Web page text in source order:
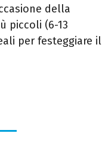
della
piccoli (6-13
per festeggiare il